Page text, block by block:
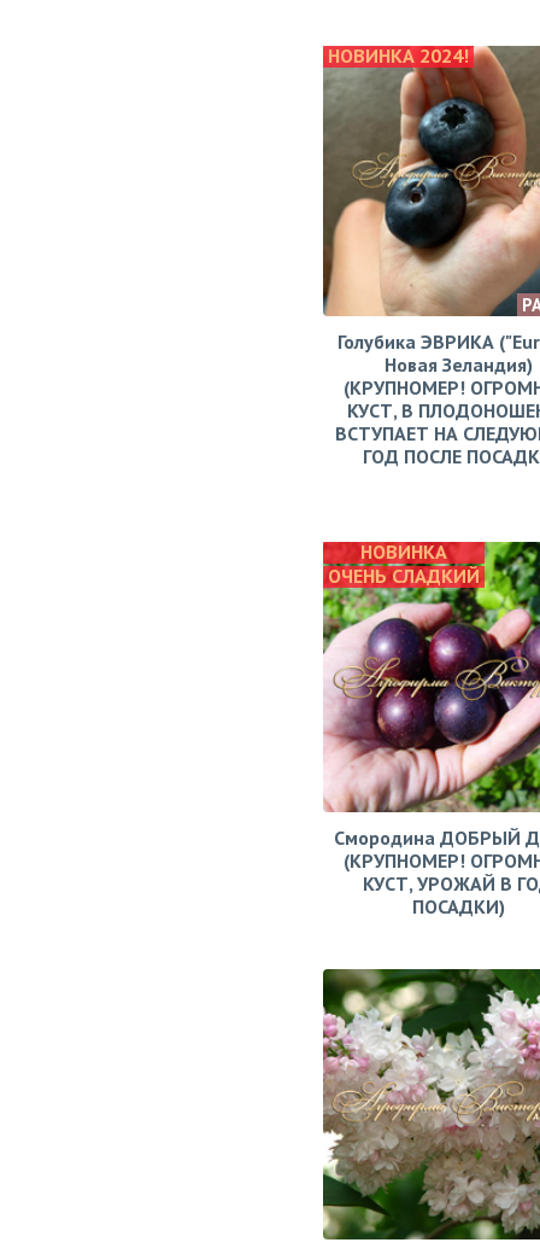
НОВИНКА 2024!
Голубика ЭВРИКА
Новая Зеландия)
(КРУПНОМЕР!
КУСТ, В
ВСТУПАЕТ НА
ГОД ПОСЛЕ
НОВИНКА
ОЧЕНЬ СЛАДКИЙ
Смородина ДОБРЫЙ
(КРУПНОМЕР!
КУСТ, УРОЖАЙ В
ПОСАДКИ)